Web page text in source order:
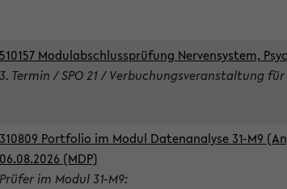
510157 Modulabschlussprüfung Nervensystem,
3. Termin / SPO 21 / Verbuchungsveranstaltung
310809 Portfolio im Modul Datenanalyse 31-M9
06.08.2026 (MDP)
Prüfer im Modul 31-M9: